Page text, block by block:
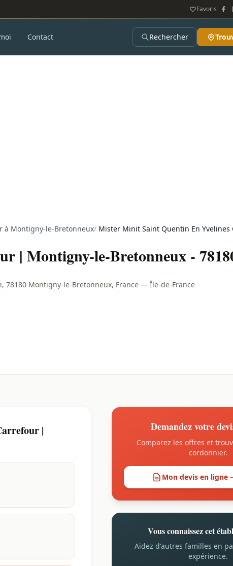
Favoris
Contact Rechercher
à Montigny-le-Bretonneux/ Mister Minit Saint Quentin En
| Montigny-le-Bretonneux -
78180 Montigny-le-Bretonneux, France — Île-de-France
|
Demandez votre
Comparez les offres et
cordonnier.
Mon devis en ligne
Vous connaissez cet
Aidez d'autres familles en
expérience.